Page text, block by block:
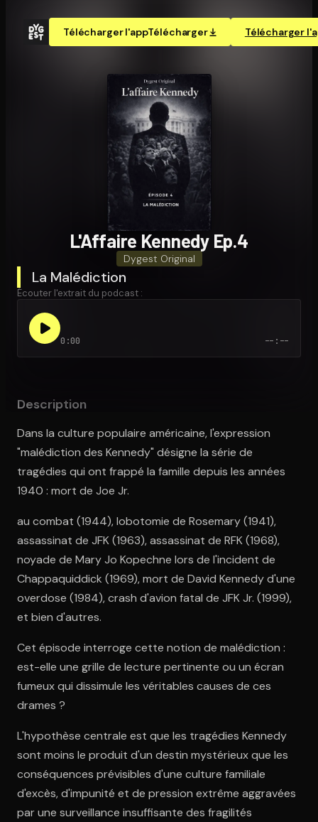
Télécharger l'appTélécharger Télécharger
L'Affaire Kennedy Ep.4
Dygest Original
La Malédiction
Écouter l'extrait du podcast :
0:00 --:--
Description
Dans la culture populaire américaine, l'expression
"malédiction des Kennedy" désigne la série de
tragédies qui ont frappé la famille depuis les années
1940 : mort de Joe Jr.
au combat (1944), lobotomie de Rosemary (1941),
assassinat de JFK (1963), assassinat de RFK (1968),
noyade de Mary Jo Kopechne lors de l'incident de
Chappaquiddick (1969), mort de David Kennedy d'une
overdose (1984), crash d'avion fatal de JFK Jr. (1999),
et bien d'autres.
Cet épisode interroge cette notion de malédiction :
est-elle une grille de lecture pertinente ou un écran
fumeux qui dissimule les véritables causes de ces
drames ?
L'hypothèse centrale est que les tragédies Kennedy
sont moins le produit d'un destin mystérieux que les
conséquences prévisibles d'une culture familiale
d'excès, d'impunité et de pression extrême aggravées
par une surveillance insuffisante des fragilités